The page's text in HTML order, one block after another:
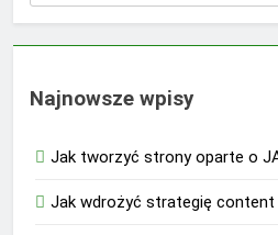
Najnowsze wpisy
Jak tworzyć strony oparte o
Jak wdrożyć strategię content